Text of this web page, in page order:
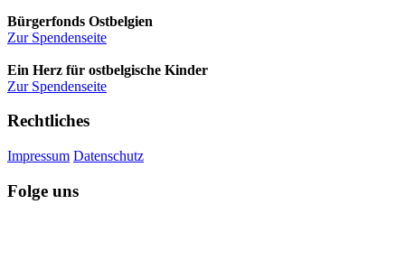
Bürgerfonds Ostbelgien
Zur Spendenseite
Ein Herz für ostbelgische Kinder
Zur Spendenseite
Rechtliches
Impressum Datenschutz
Folge uns